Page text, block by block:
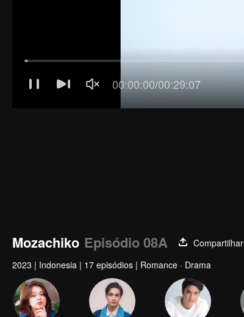
Mozachiko Episódio 08A
Compartilhar
2023 | Indonesia | 17 episódios | Romance · Drama